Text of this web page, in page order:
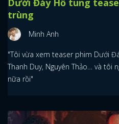
Dưới Đáy Hồ tung
trùng
Minh Anh
"Tôi vừa xem teaser phim Dưới
Thanh Duy, Nguyên Thảo… và tôi
nữa rồi"